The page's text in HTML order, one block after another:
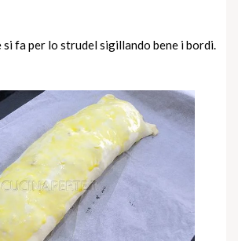
fa per lo strudel sigillando bene i bordi.